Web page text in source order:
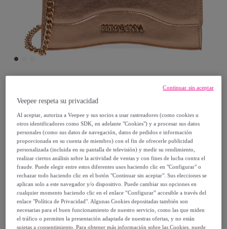
Primadonna Collection
Mini-sac rose or à main
Modelo: UNI
9,99 €
39,99 €
-75%
Vendido porPRIMADONNA COLLECTION
Veepee respeta su privacidad
Al aceptar, autoriza a Veepee y sus socios a usar rastreadores (como cookies u
otros identificadores como SDK, en adelante "Cookies") y a procesar sus datos
personales (como sus datos de navegación, datos de pedidos e información
proporcionada en su cuenta de miembro) con el fin de ofrecerle publicidad
personalizada (incluida en su pantalla de televisión) y medir su rendimiento,
realizar ciertos análisis sobre la actividad de ventas y con fines de lucha contra el
fraude. Puede elegir entre estos diferentes usos haciendo clic en "Configurar" o
rechazar todo haciendo clic en el botón "Continuar sin aceptar". Sus elecciones se
aplican solo a este navegador y/o dispositivo. Puede cambiar sus opciones en
cualquier momento haciendo clic en el enlace “Configurar” accesible a través del
enlace "Política de Privacidad". Algunas Cookies depositadas también son
necesarias para el buen funcionamiento de nuestro servicio, como las que miden
el tráfico o permiten la presentación adaptada de nuestras ofertas, y no están
sujetas a consentimiento. Para obtener más información sobre las Cookies, puede
Continuar sin aceptar